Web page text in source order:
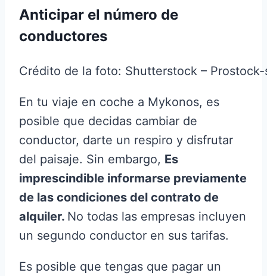
Anticipar el número de
conductores
Crédito de la foto: Shutterstock –
En tu viaje en coche a Mykonos, es
posible que decidas cambiar de
conductor, darte un respiro y disfrutar
del paisaje. Sin embargo, Es
imprescindible informarse previamente
de las condiciones del contrato de
alquiler. No todas las empresas incluyen
un segundo conductor en sus tarifas.
Es posible que tengas que pagar un